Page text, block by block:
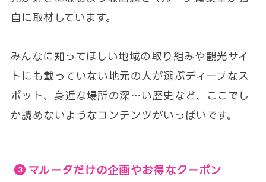
自に取材しています。
みんなに知ってほしい地域の取り組みや観光サイ
トにも載っていない地元の人が選ぶディープなス
ポット、身近な場所の深〜い歴史など、ここでし
か読めないようなコンテンツがいっぱいです。
マルータだけの企画やお得なクーポン